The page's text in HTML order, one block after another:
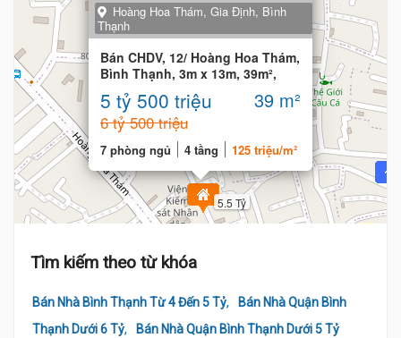
5.5 Tỷ
Hoàng Hoa Thám, Gia Định, Bình
Thạnh
Bán CHDV, 12/ Hoàng Hoa Thám,
Bình Thạnh, 3m x 13m, 39m²,
gần mặt tiền
5 tỷ 500 triệu 39 m²
6 tỷ 500 triệu
7 phòng ngủ 4 tầng 125 triệu/m²
Tìm kiếm theo từ khóa
Bán Nhà Bình Thạnh Từ 4 Đến 5 Tỷ,
Bán Nhà Quận Bình
Thạnh Dưới 6 Tỷ, Bán Nhà Quận Bình Thạnh Dưới 5 Tỷ